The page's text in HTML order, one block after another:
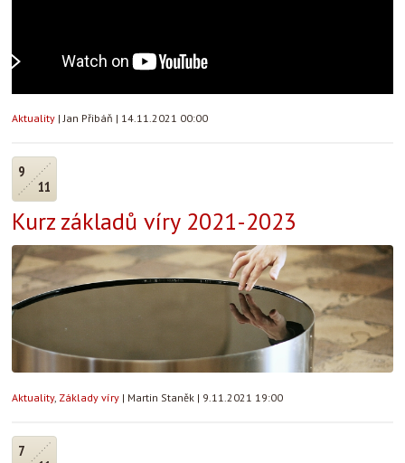
Aktuality |Jan Přibáň | 14.11.2021 00:00
9
11
Kurz základů víry 2021-2023
Aktuality, Základy víry | Martin Staněk | 9.11.2021 19:00
7